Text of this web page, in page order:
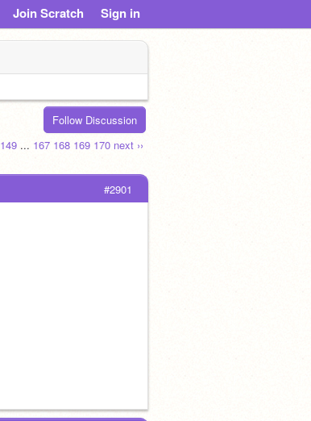
Join Scratch Sign in
Follow Discussion
149 ... 167 168 169 170 next ››
#2901